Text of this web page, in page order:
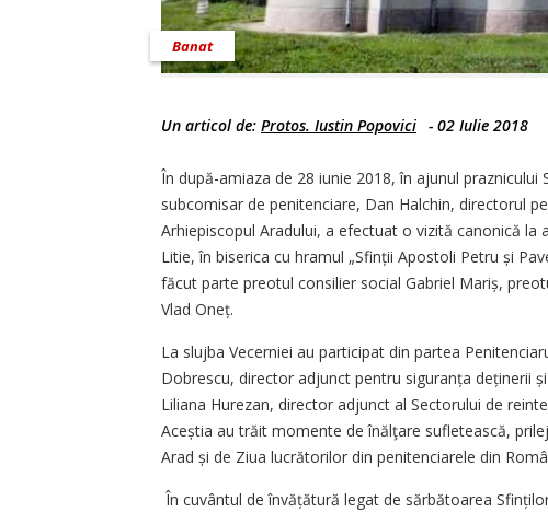
Banat
Un articol de: Protos. Iustin Popovici - 02 Iulie 2018
În după-amiaza de 28 iunie 2018, în ajunul
subcomisar de penitenciare, Dan Halchin, directorul
Arhiepiscopul Aradului, a efectuat o vizită canonică
Litie, în biserica cu hramul „Sfinții Apostoli Petru și
făcut parte preotul consilier social Gabriel Mariș,
Vlad Oneț.
La slujba Vecerniei au participat din partea
Dobrescu, director adjunct pentru siguranța deținerii
Liliana Hurezan, director adjunct al Sectorului de
Aceștia au trăit momente de înălţare sufletească,
Arad și de Ziua lucrătorilor din penitenciarele din
În cuvântul de învățătură legat de sărbătoarea